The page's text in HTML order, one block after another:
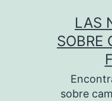
LAS
SOBRE
sobre